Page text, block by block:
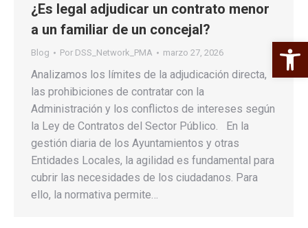
Abrir
¿Es legal adjudicar un contrato menor
a un familiar de un concejal?
Blog Por DSS_Network_PMA marzo 27, 2026
Analizamos los límites de la adjudicación directa,
las prohibiciones de contratar con la
Administración y los conflictos de intereses según
la Ley de Contratos del Sector Público. En la
gestión diaria de los Ayuntamientos y otras
Entidades Locales, la agilidad es fundamental para
cubrir las necesidades de los ciudadanos. Para
ello, la normativa permite…